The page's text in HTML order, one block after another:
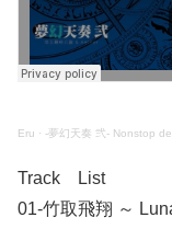
Eru · -夢幻天奏 弐- Nonstop
Track List
01-竹取飛翔 ～